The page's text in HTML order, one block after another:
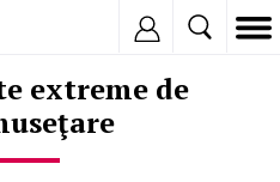
extreme de